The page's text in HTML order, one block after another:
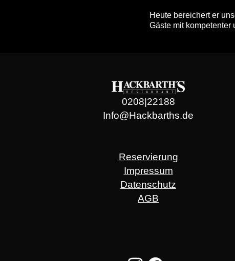
Heute bereichert er
Gäste mit kompetenter
0208|22188
Info@Hackbarths.de
Reservierung
Impressum
Datenschutz
AGB